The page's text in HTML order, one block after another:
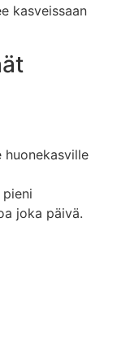
kasveissaan
huonekasville
joka päivä.